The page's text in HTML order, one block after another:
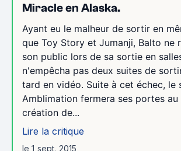
Miracle en Alaska.
Ayant eu le malheur de sortir en
que Toy Story et Jumanji, Balto ne
son public lors de sa sortie en
n'empêcha pas deux suites de
tard en vidéo. Suite à cet échec, le
Amblimation fermera ses portes
création de...
Lire la critique
le 1 sept. 2015